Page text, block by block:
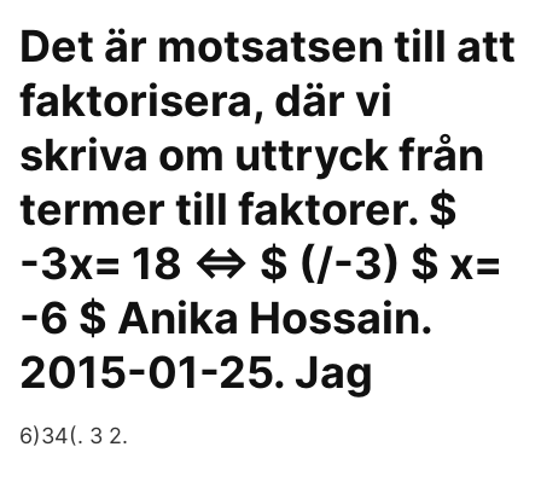
Det är motsatsen till att
faktorisera, där vi
skriva om uttryck från
termer till faktorer. $
-3x= 18 ⇔ $ (/-3) $ x=
-6 $ Anika Hossain.
2015-01-25. Jag
6)34(. 3 2.